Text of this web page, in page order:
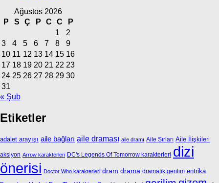
Ağustos 2026
P
S Ç P C C
P
1
2
3
4 5 6 7 8
9
10 11 12 13 14 15 16
17 18 19 20 21 22 23
24 25 26 27 28 29 30
31
« Şub
Etiketler
adalet arayışı aile bağları aile draması aile dramı Aile Sırları Aile İlişkileri
aksiyon Arrow karakterleri DC's Legends Of Tomorrow karakterleri dizi
önerisi Doctor Who karakterleri dram drama dramatik gerilim entrika